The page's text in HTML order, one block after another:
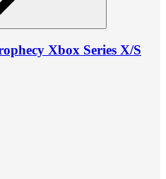
Xbox Series X/S